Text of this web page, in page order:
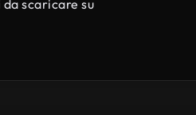
scaricare su